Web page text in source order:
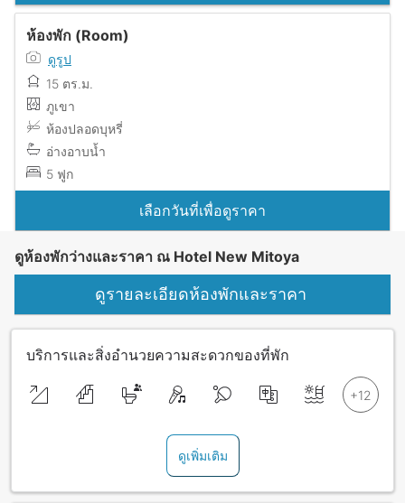
ห้องพัก (Room)
ดูรูป
15 ตร.ม.
ภูเขา
ห้องปลอดบุหรี่
อ่างอาบน้ำ
5 ฟูก
เลือกวันที่เพื่อดูราคา
ดูห้องพักว่างและราคา ณ Hotel New Mitoya
ดูรายละเอียดห้องพักและราคา
บริการและสิ่งอำนวยความสะดวกของที่พัก
ดูเพิ่มเติม